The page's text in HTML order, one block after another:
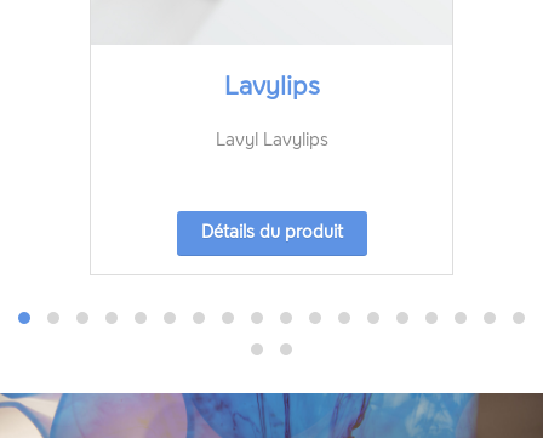
Lavylips
Lavyl Lavylips
Détails du produit